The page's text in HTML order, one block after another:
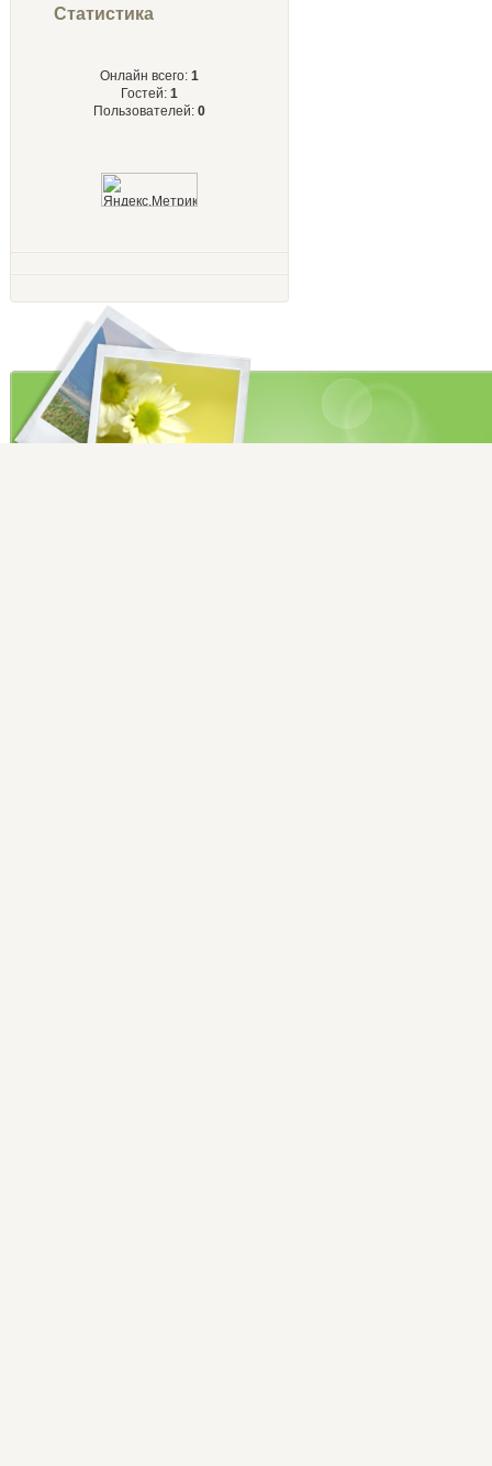
Статистика
Онлайн всего: 1
Гостей: 1
Пользователей: 0